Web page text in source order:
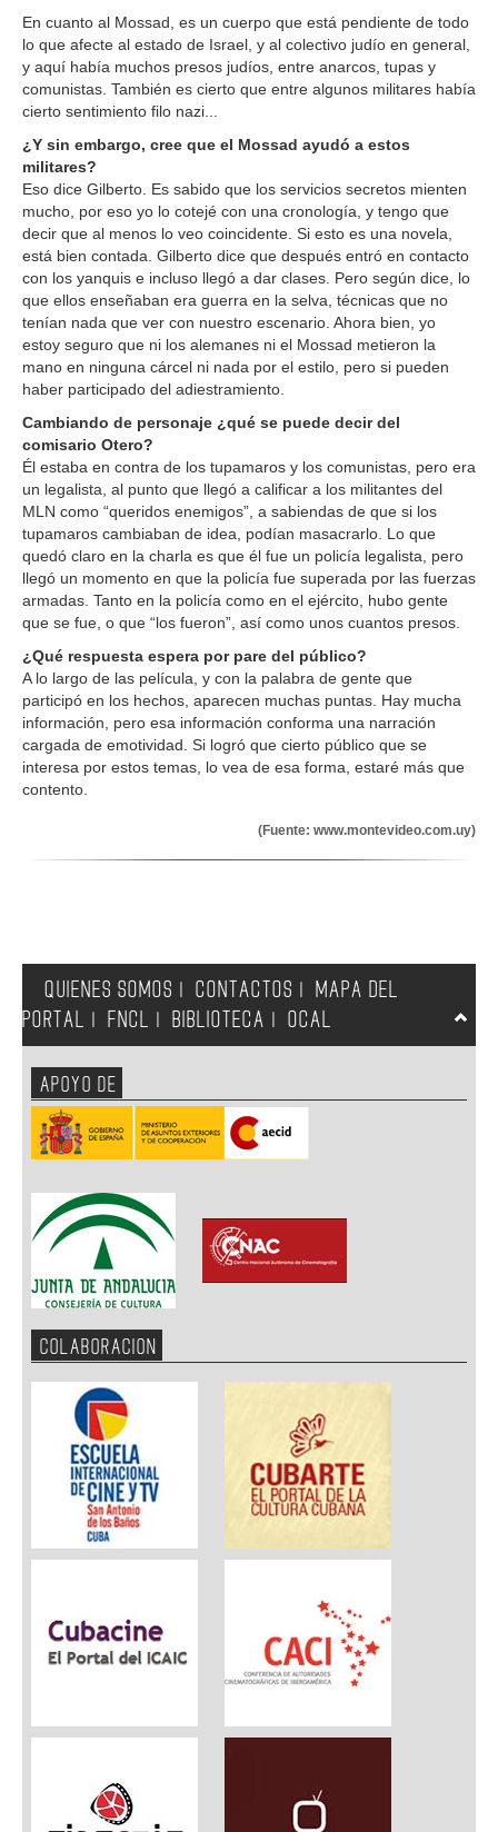
En cuanto al Mossad, es un cuerpo que está pendiente de todo
lo que afecte al estado de Israel, y al colectivo judío en general,
y aquí había muchos presos judíos, entre anarcos, tupas y
comunistas. También es cierto que entre algunos militares había
cierto sentimiento filo nazi...
¿Y sin embargo, cree que el Mossad ayudó a estos
militares?
Eso dice Gilberto. Es sabido que los servicios secretos mienten
mucho, por eso yo lo cotejé con una cronología, y tengo que
decir que al menos lo veo coincidente. Si esto es una novela,
está bien contada. Gilberto dice que después entró en contacto
con los yanquis e incluso llegó a dar clases. Pero según dice, lo
que ellos enseñaban era guerra en la selva, técnicas que no
tenían nada que ver con nuestro escenario. Ahora bien, yo
estoy seguro que ni los alemanes ni el Mossad metieron la
mano en ninguna cárcel ni nada por el estilo, pero si pueden
haber participado del adiestramiento.
Cambiando de personaje ¿qué se puede decir del
comisario Otero?
Él estaba en contra de los tupamaros y los comunistas, pero era
un legalista, al punto que llegó a calificar a los militantes del
MLN como “queridos enemigos”, a sabiendas de que si los
tupamaros cambiaban de idea, podían masacrarlo. Lo que
quedó claro en la charla es que él fue un policía legalista, pero
llegó un momento en que la policía fue superada por las fuerzas
armadas. Tanto en la policía como en el ejército, hubo gente
que se fue, o que “los fueron”, así como unos cuantos presos.
¿Qué respuesta espera por pare del público?
A lo largo de las película, y con la palabra de gente que
participó en los hechos, aparecen muchas puntas. Hay mucha
información, pero esa información conforma una narración
cargada de emotividad. Si logró que cierto público que se
interesa por estos temas, lo vea de esa forma, estaré más que
contento.
(Fuente: www.montevideo.com.uy)
QUIENES SOMOS CONTACTOS
MAPA DEL
PORTAL
FNCL BIBLIOTECA OCAL
APOYO DE
COLABORACION